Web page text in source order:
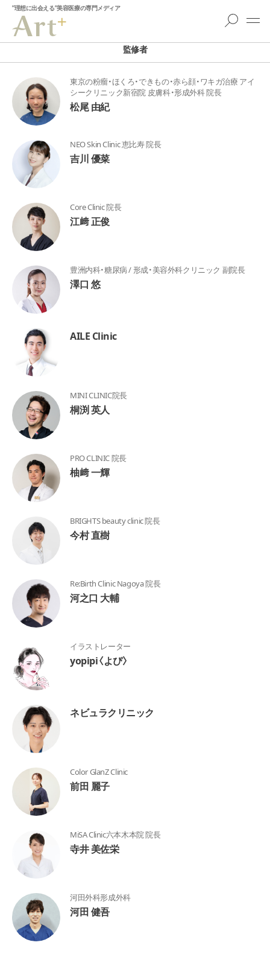
”理想に出会える”美容医療の専門メディア
監修者
東京の粉瘤・ほくろ・できもの・赤ら顔・ワキガ治療 アイ
シークリニック新宿院 皮膚科・形成外科 院長
松尾 由紀
NEO Skin Clinic 恵比寿 院長
吉川 優菜
Core Clinic 院長
江﨑 正俊
豊洲内科・糖尿病 / 形成・美容外科クリニック 副院長
澤口 悠
AILE Clinic
MINI CLINIC院長
桐渕 英人
PRO CLINIC 院長
柚﨑 一輝
BRIGHTS beauty clinic 院長
今村 直樹
Re:Birth Clinic Nagoya 院長
河之口 大輔
イラストレーター
yopipi〈よぴ〉
ネビュラクリニック
Color GlanZ Clinic
前田 麗子
MiSA Clinic六本木本院 院長
寺井 美佐栄
河田外科形成外科
河田 健吾